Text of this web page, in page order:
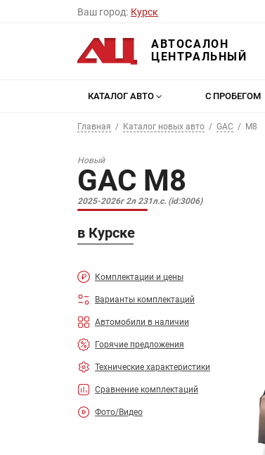
Ваш город: Курск
АВТОСАЛОН
ЦЕНТРАЛЬНЫЙ
КАТАЛОГ АВТО С ПРОБЕГОМ
Главная Каталог новых авто GAC M8
Новый
GAC M8
2025-2026г 2л 231л.с. (id:3006)
в Курске
Комплектации и цены
Варианты комплектаций
Автомобили в наличии
Горячие предложения
Технические характеристики
Сравнение комплектаций
Фото/Видео